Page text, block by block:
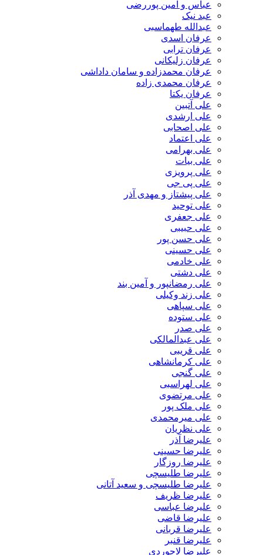
عباس و امین پوررضی
عبد نیک
عبدالله طهماسبی‎
عرفان اسدی
عرفان ترابی
عرفان زلیکانی
عرفان محمدزاده و سامان داداشی
عرفان محمدی زاده
عرفان یکتا
علی آتبین
علی ارشدی
علی اصحابی
علی اعتماد
علی بهرامی
علی بیات
علی پرویزی
علی پی جی
علی پیشتاز و مهدی آذر
علی توحید
علی جعفری
علی حبیبی
علی حسن پور
علی حسینی
علی خادمی
علی دشتی
علی رمضانپور و آمین بند
علی زند وکیلی
علی سپاهی
علی ستوده
علی صدر
علی عبدالمالکی
علی قریبی
علی کرمانشاهی
علی گنجی
علی لهراسبی
علی مرتضوی
علی ملک پور
علی میرمحمدی
علی نظریان
علیرضا آذر
علیرضا حسینی
علیرضا روزگار
علیرضا طلیسچی
علیرضا طلیسچی و سعید آتانی
علیرضا ظریف
علیرضا عباسی
علیرضا قاضی
علیرضا قربانی
علیرضا قنبر
علیرضا لاجوردی